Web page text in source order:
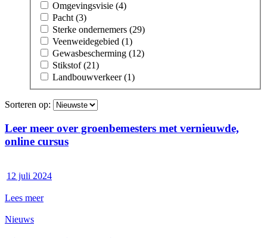
Omgevingsvisie (4)
Pacht (3)
Sterke ondernemers (29)
Veenweidegebied (1)
Gewasbescherming (12)
Stikstof (21)
Landbouwverkeer (1)
Sorteren op:
Leer meer over groenbemesters met vernieuwde,
online cursus
12 juli 2024
Lees meer
Nieuws